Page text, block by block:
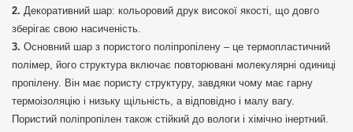
Декоративний шар: кольоровий друк високої якості, що довго
зберігає свою насиченість.
Основний шар з пористого поліпропілену – це термопластичний
полімер, його структура включає повторювані молекулярні одиниці
пропілену. Він має пористу структуру, завдяки чому має гарну
термоізоляцію і низьку щільність, а відповідно і малу вагу.
Пористий поліпропілен також стійкий до вологи і хімічно інертний.